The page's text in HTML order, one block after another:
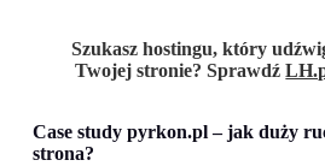
Szukasz hostingu, który
Twojej stronie? Sprawdź
Case study pyrkon.pl – jak duży
strona?